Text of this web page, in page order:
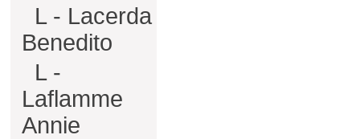
L - Lacerda
Benedito
L -
Laflamme
Annie